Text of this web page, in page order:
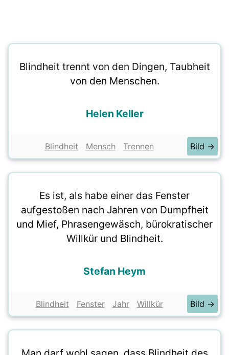
Blindheit trennt von den Dingen, Taubheit
von den Menschen.
Helen Keller
Blindheit Mensch Trennen Bild →
Es ist, als habe einer das Fenster
aufgestoßen nach Jahren von Dumpfheit
und Mief, Phrasengewäsch, bürokratischer
Willkür und Blindheit.
Stefan Heym
Blindheit Fenster Jahr Willkür Bild →